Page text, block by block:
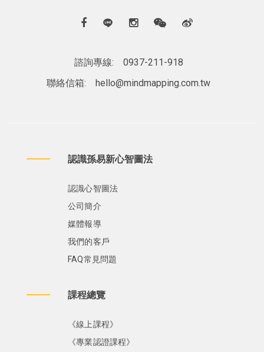
諮詢專線:
0937-211-918
聯絡信箱:
hello@mindmapping.com.tw
認識孫易新心智圖法
認識心智圖法
公司簡介
媒體報導
我們的客戶
FAQ常見問題
課程總覽
《線上課程》
《專業認證課程》